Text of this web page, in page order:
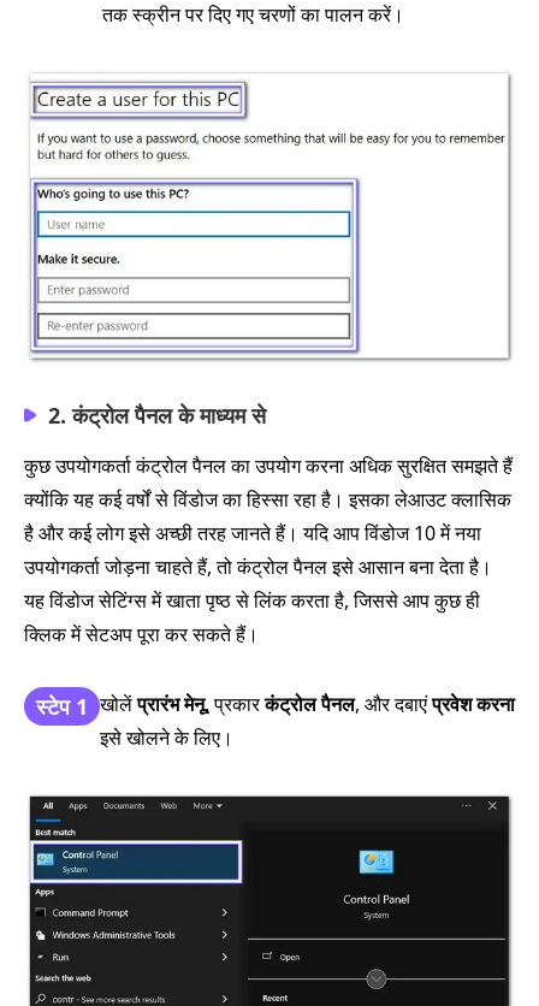
तक स्क्रीन पर दिए गए चरणों का पालन करें।
2. कंट्रोल पैनल के माध्यम से
कुछ उपयोगकर्ता कंट्रोल पैनल का उपयोग करना अधिक सुरक्षित समझते हैं
क्योंकि यह कई वर्षों से विंडोज का हिस्सा रहा है। इसका लेआउट क्लासिक
है और कई लोग इसे अच्छी तरह जानते हैं। यदि आप विंडोज 10 में नया
उपयोगकर्ता जोड़ना चाहते हैं, तो कंट्रोल पैनल इसे आसान बना देता है।
यह विंडोज सेटिंग्स में खाता पृष्ठ से लिंक करता है, जिससे आप कुछ ही
क्लिक में सेटअप पूरा कर सकते हैं।
स्टेप 1 खोलेंप्रारंभ मेनू, प्रकारकंट्रोल पैनल, और दबाएंप्रवेश करना
इसे खोलने के लिए।